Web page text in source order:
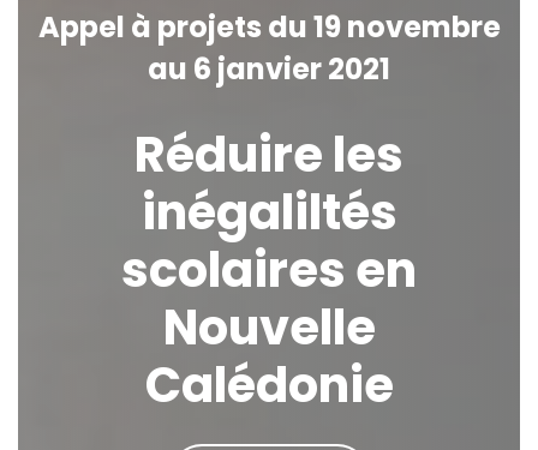
Appel à projets du 19 novembre
au 6 janvier 2021
Réduire les
inégaliltés
scolaires en
Nouvelle
Calédonie